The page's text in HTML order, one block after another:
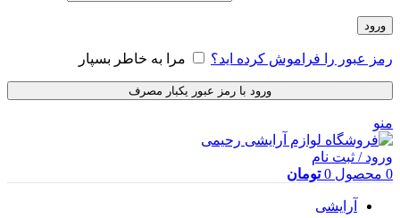
ورود
رمز عبور را فراموش کرده اید؟ مرا به خاطر بسپار
ورود با رمز عبور یکبار مصرف
منو
ورود / ثبت نام
0 محصول 0 تومان
آرایشی